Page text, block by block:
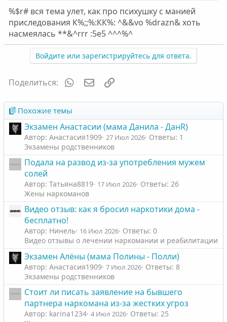
%$r# вся тема улет, как про психушку с манией
приследования К%;;%:КК%: ^&&vo %drazn& хоть
насмеялась **&^rrr :5е5 ^^^%^
Войдите или зарегистрируйтесь для ответа.
Поделиться: WhatsAppЭлектронная почта
Похожие темы
Экзамен Анастасии (мама Данила - ДанR)
Автор: Анастасия1909 27 Июл 2026 Ответы: 1
Экзамены родственников
Подала на развод из-за употребления мужем
солей
Автор: Татьяна8819 17 Июл 2026 Ответы: 26
Жены наркоманов
Видео отзыв: как я бросил наркотики дома -
бесплатно!
Автор: Нинель 16 Июл 2026 Ответы: 0
Видео отзывы о лечении наркомании и реабилитации
Экзамен Алёны (мама Полины - Полли)
Автор: Анастасия1909 7 Июл 2026 Ответы: 8
Экзамены родственников
Стоит ли писать заявление на бывшего
партнера наркомана из-за жестких угроз
Автор: karina1234 4 Июл 2026 Ответы: 25